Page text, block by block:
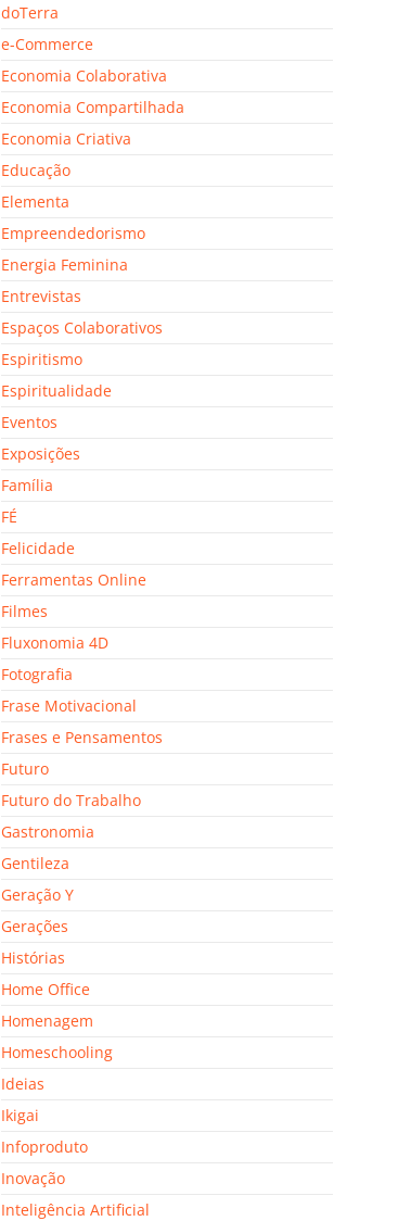
doTerra
e-Commerce
Economia Colaborativa
Economia Compartilhada
Economia Criativa
Educação
Elementa
Empreendedorismo
Energia Feminina
Entrevistas
Espaços Colaborativos
Espiritismo
Espiritualidade
Eventos
Exposições
Família
FÉ
Felicidade
Ferramentas Online
Filmes
Fluxonomia 4D
Fotografia
Frase Motivacional
Frases e Pensamentos
Futuro
Futuro do Trabalho
Gastronomia
Gentileza
Geração Y
Gerações
Histórias
Home Office
Homenagem
Homeschooling
Ideias
Ikigai
Infoproduto
Inovação
Inteligência Artificial